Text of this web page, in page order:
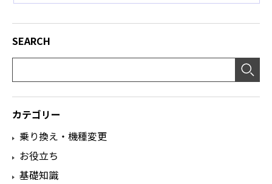
SEARCH
カテゴリー
乗り換え・機種変更
お役立ち
基礎知識